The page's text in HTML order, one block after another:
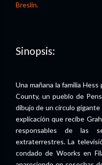
Breslin.
Sinopsis:
Una mañana la familia
County, un pueblo de
dibujo de un círculo gigante
explicación que recibe
responsables de las
extraterrestres. La
condado de Woorks en